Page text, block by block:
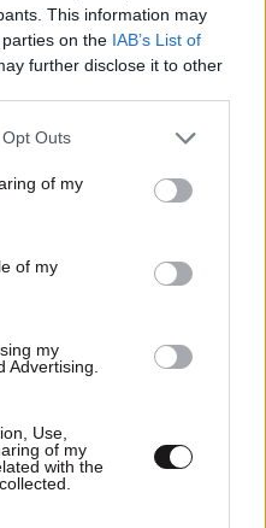
This information may
on the IAB’s List of
further disclose it to other
uses one or more Google
You may click to
and its third-party tags to
purposes in below Google
Outs
of my
of my
my
Advertising.
Use,
of my
with the
10:32